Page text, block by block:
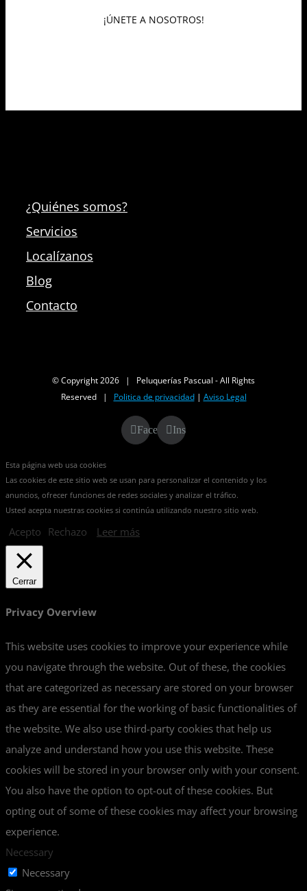
¡ÚNETE A NOSOTROS!
¿Quiénes somos?
Servicios
Localízanos
Blog
Contacto
© Copyright2026 | Peluquerías Pascual - All Rights
Reserved | Politica de privacidad| Aviso Legal
FacebookInstagram
Esta página web usa cookies
Las cookies de este sitio web se usan para personalizar el contenido y los
anuncios, ofrecer funciones de redes sociales y analizar el tráfico.
Usted acepta nuestras cookies si continúa utilizando nuestro sitio web.
Acepto Rechazo Leer más
Cerrar
Privacy Overview
This website uses cookies to improve your experience while
you navigate through the website. Out of these, the cookies
that are categorized as necessary are stored on your browser
as they are essential for the working of basic functionalities of
the website. We also use third-party cookies that help us
analyze and understand how you use this website. These
cookies will be stored in your browser only with your consent.
You also have the option to opt-out of these cookies. But
opting out of some of these cookies may affect your browsing
experience.
Necessary
Necessary